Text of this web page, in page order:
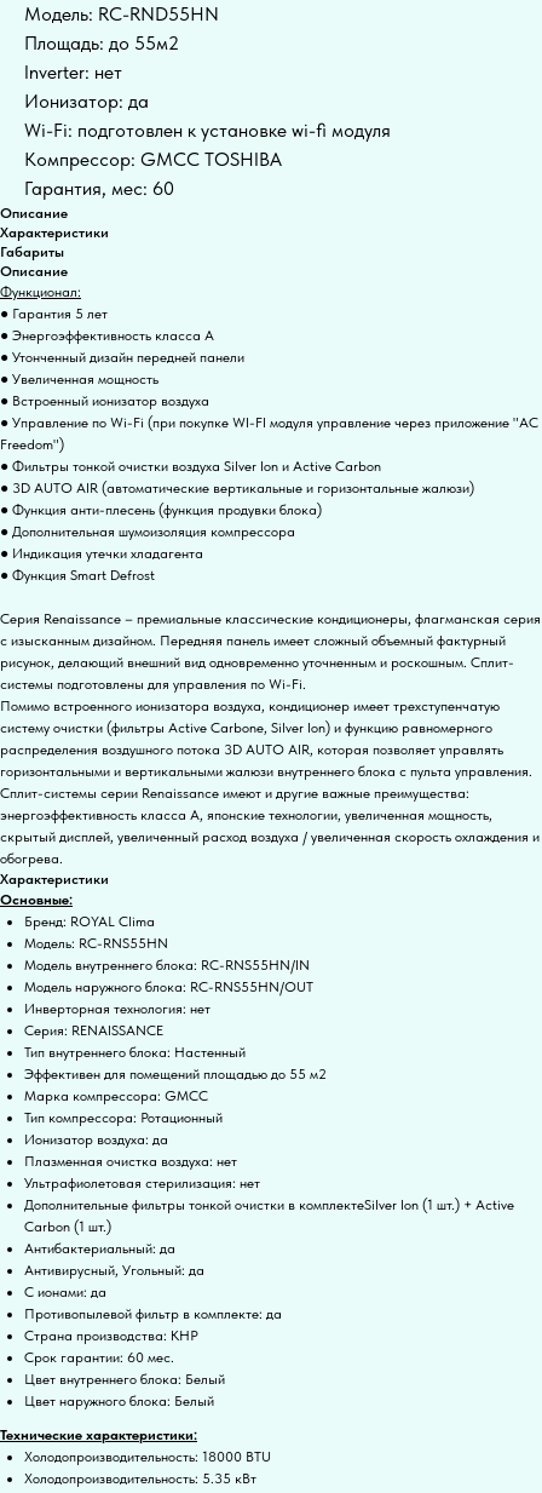
Модель: RC-RND55HN
Площадь: до 55м2
Inverter: нет
Ионизатор: да
Wi-Fi: подготовлен к установке wi-fi модуля
Компрессор: GMCC TOSHIBA
Гарантия, мес: 60
Описание
Характеристики
Габариты
Описание
Функционал:
● Гарантия 5 лет
● Энергоэффективность класса А
● Утонченный дизайн передней панели
● Увеличенная мощность
● Встроенный ионизатор воздуха
● Управление по Wi-Fi (при покупке WI-FI модуля управление через приложение "AC
Freedom")
● Фильтры тонкой очистки воздуха Silver Ion и Active Carbon
● 3D AUTO AIR (автоматические вертикальные и горизонтальные жалюзи)
● Функция анти-плесень (функция продувки блока)
● Дополнительная шумоизоляция компрессора
● Индикация утечки хладагента
● Функция Smart Defrost
Серия Renaissance – премиальные классические кондиционеры, флагманская серия
с изысканным дизайном. Передняя панель имеет сложный объемный фактурный
рисунок, делающий внешний вид одновременно уточненным и роскошным. Сплит-
системы подготовлены для управления по Wi-Fi.
Помимо встроенного ионизатора воздуха, кондиционер имеет трехступенчатую
систему очистки (фильтры Active Carbone, Silver Ion) и функцию равномерного
распределения воздушного потока 3D AUTO AIR, которая позволяет управлять
горизонтальными и вертикальными жалюзи внутреннего блока с пульта управления.
Сплит-системы серии Renaissance имеют и другие важные преимущества:
энергоэффективность класса А, японские технологии, увеличенная мощность,
скрытый дисплей, увеличенный расход воздуха / увеличенная скорость охлаждения и
обогрева.
Характеристики
Основные:
Бренд: ROYAL Clima
Модель: RC-RNS55HN
Модель внутреннего блока: RC-RNS55HN/IN
Модель наружного блока: RC-RNS55HN/OUT
Инверторная технология: нет
Серия: RENAISSANCE
Тип внутреннего блока: Настенный
Эффективен для помещений площадью до 55 м2
Марка компрессора: GMCC
Тип компрессора: Ротационный
Ионизатор воздуха: да
Плазменная очистка воздуха: нет
Ультрафиолетовая стерилизация: нет
Дополнительные фильтры тонкой очистки в комплектеSilver Ion (1 шт.) + Active
Carbon (1 шт.)
Антибактериальный: да
Антивирусный, Угольный: да
С ионами: да
Противопылевой фильтр в комплекте: да
Страна производства: КНР
Срок гарантии: 60 мес.
Цвет внутреннего блока: Белый
Цвет наружного блока: Белый
Технические характеристики:
Холодопроизводительность: 18000 BTU
Холодопроизводительность: 5.35 кВт